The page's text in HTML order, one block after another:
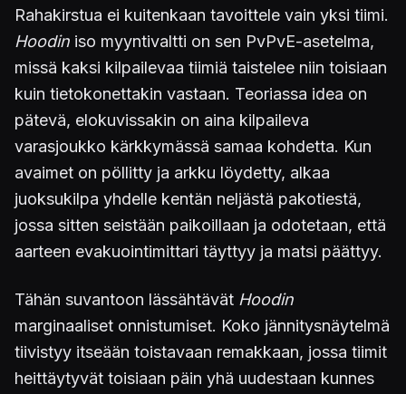
Rahakirstua ei kuitenkaan tavoittele vain yksi tiimi.
Hoodin iso myyntivaltti on sen PvPvE-asetelma,
missä kaksi kilpailevaa tiimiä taistelee niin toisiaan
kuin tietokonettakin vastaan. Teoriassa idea on
pätevä, elokuvissakin on aina kilpaileva
varasjoukko kärkkymässä samaa kohdetta. Kun
avaimet on pöllitty ja arkku löydetty, alkaa
juoksukilpa yhdelle kentän neljästä pakotiestä,
jossa sitten seistään paikoillaan ja odotetaan, että
aarteen evakuointimittari täyttyy ja matsi päättyy.
Tähän suvantoon lässähtävät Hoodin
marginaaliset onnistumiset. Koko jännitysnäytelmä
tiivistyy itseään toistavaan remakkaan, jossa tiimit
heittäytyvät toisiaan päin yhä uudestaan kunnes